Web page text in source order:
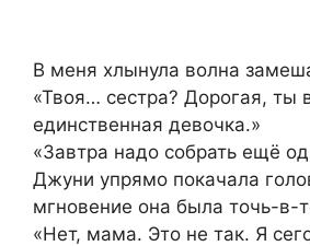
В меня хлынула волна
«Твоя… сестра? Дорогая, ты
единственная девочка.»
«Завтра надо собрать ещё
Джуни упрямо покачала
мгновение она была точь-в-
«Нет, мама. Это не так. Я